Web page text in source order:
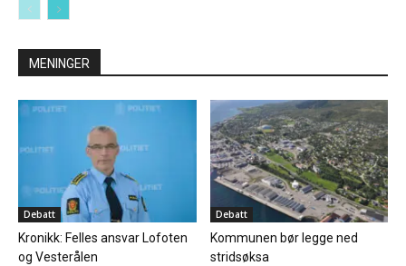
MENINGER
Debatt
Kronikk: Felles ansvar Lofoten
og Vesterålen
Debatt
Kommunen bør legge ned
stridsøksa